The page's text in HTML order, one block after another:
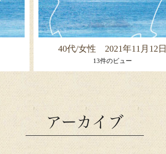
40代/女性 2021年11月12日
13件のビュー
アーカイブ